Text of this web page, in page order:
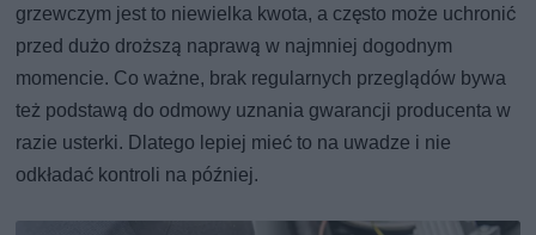
grzewczym jest to niewielka kwota, a często może uchronić
przed dużo droższą naprawą w najmniej dogodnym
momencie. Co ważne, brak regularnych przeglądów bywa
też podstawą do odmowy uznania gwarancji producenta w
razie usterki. Dlatego lepiej mieć to na uwadze i nie
odkładać kontroli na później.